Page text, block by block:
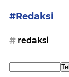
#Redaksi
redaksi